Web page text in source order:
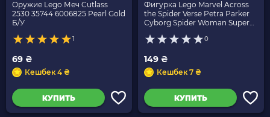
Оружие Lego Меч Cutlass
2530 35744 6006825 Pearl Gold
Б/У
1
69 ₴
Кешбек 4 ₴
КУПИТЬ
Фигурка Lego Marvel Across
the Spider Verse Petra Parker
Cyborg Spider Woman Super
Новый
0
149 ₴
Кешбек 7 ₴
КУПИТЬ